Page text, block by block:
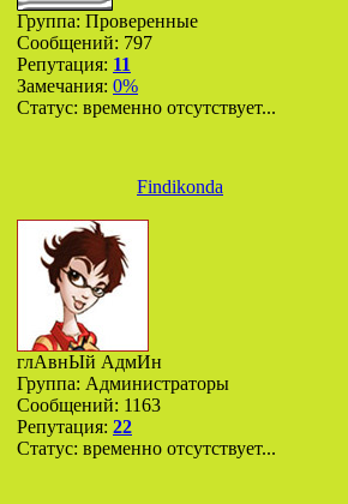
Группа: Проверенные
Сообщений: 797
Репутация: 11
Замечания: 0%
Статус: временно отсутствует...
Findikonda
глАвнЫй АдмИн
Группа: Администраторы
Сообщений: 1163
Репутация: 22
Статус: временно отсутствует...